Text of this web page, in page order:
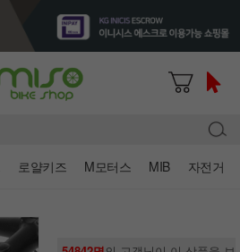
로얄키즈 M모터스 MIB 자전거